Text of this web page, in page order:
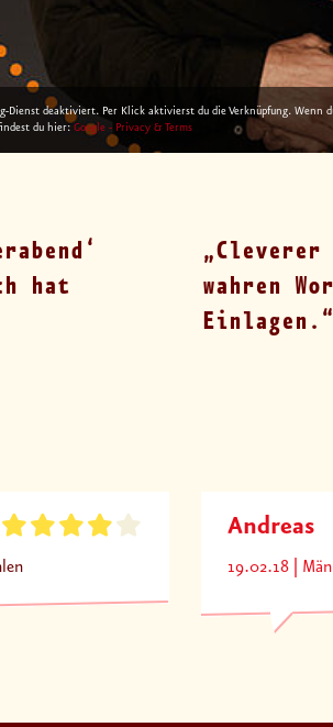
Dienst deaktiviert. Per Klick aktivierst du die Verknüpfung.
du hier:Google - Privacy & Terms
hat
Cleverer
wahren
Einlagen.
Andreas
19.02.18